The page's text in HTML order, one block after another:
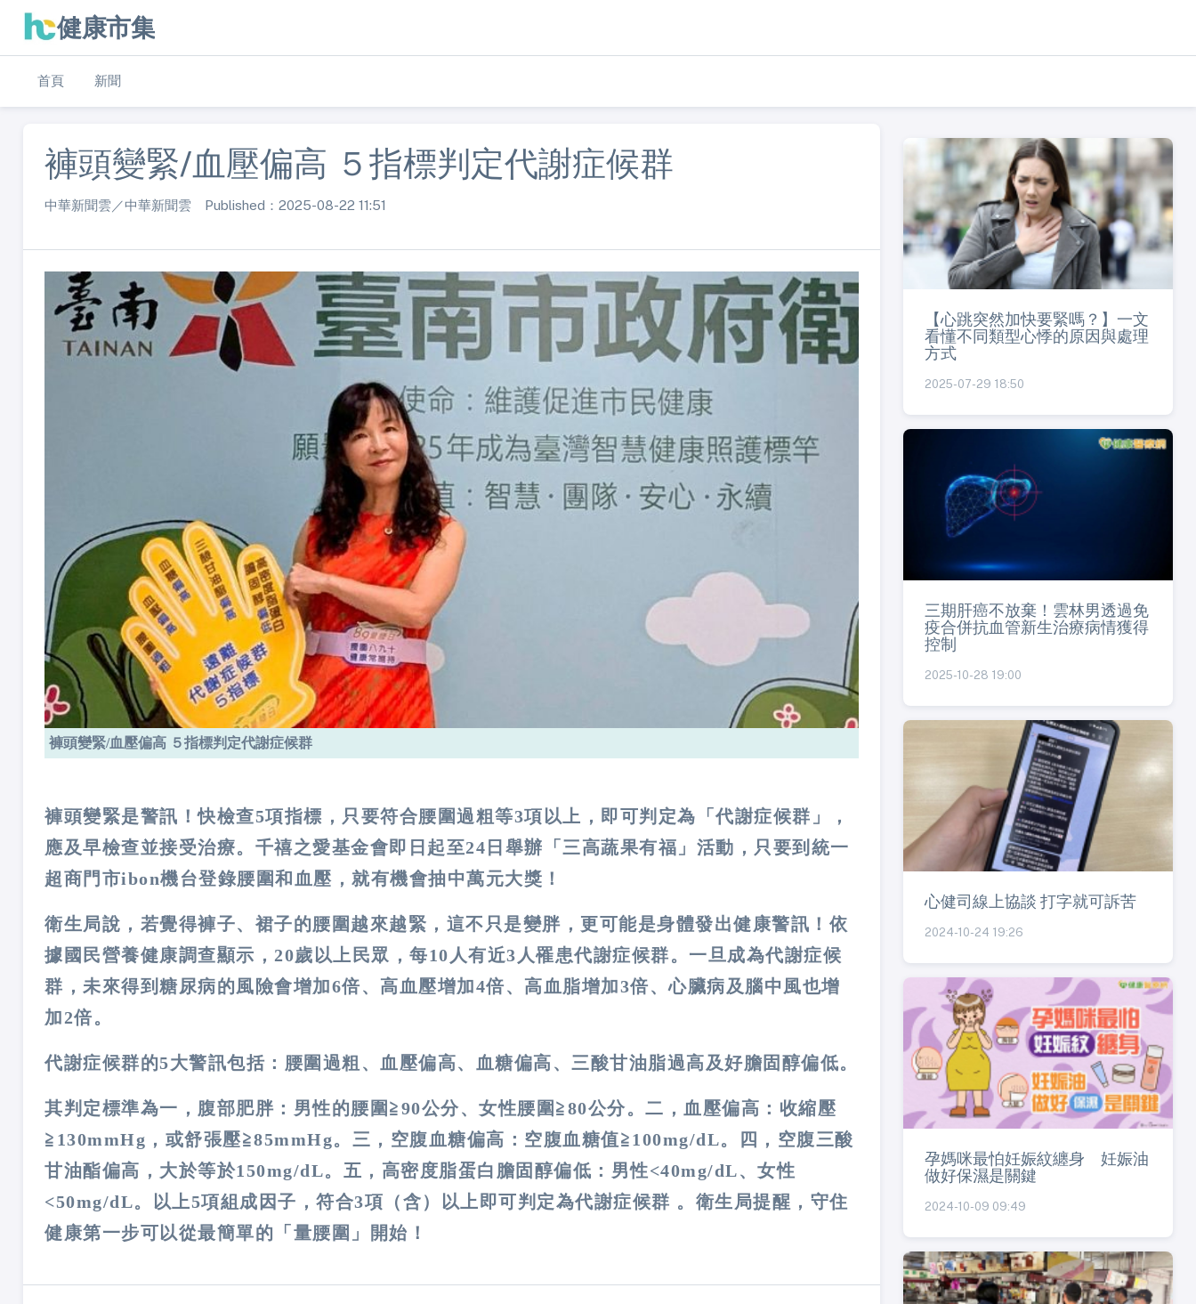
健康市集
首頁 新聞
褲頭變緊/血壓偏高 ５指標判定代謝症候群
中華新聞雲／中華新聞雲 Published：2025-08-22 11:51
褲頭變緊/血壓偏高 ５指標判定代謝症候群
褲頭變緊是警訊！快檢查5項指標，只要符合腰圍過粗等3項以上，即可判定為「代謝症候群」，
應及早檢查並接受治療。千禧之愛基金會即日起至24日舉辦「三高蔬果有福」活動，只要到統一
超商門市ibon機台登錄腰圍和血壓，就有機會抽中萬元大獎！
衛生局說，若覺得褲子、裙子的腰圍越來越緊，這不只是變胖，更可能是身體發出健康警訊！依
據國民營養健康調查顯示，20歲以上民眾，每10人有近3人罹患代謝症候群。一旦成為代謝症候
群，未來得到糖尿病的風險會增加6倍、高血壓增加4倍、高血脂增加3倍、心臟病及腦中風也增
加2倍。
代謝症候群的5大警訊包括：腰圍過粗、血壓偏高、血糖偏高、三酸甘油脂過高及好膽固醇偏低。
其判定標準為一，腹部肥胖：男性的腰圍≧90公分、女性腰圍≧80公分。二，血壓偏高：收縮壓
≧130mmHg，或舒張壓≧85mmHg。三，空腹血糖偏高：空腹血糖值≧100mg/dL。四，空腹三酸
甘油酯偏高，大於等於150mg/dL。五，高密度脂蛋白膽固醇偏低：男性<40mg/dL、女性
<50mg/dL。以上5項組成因子，符合3項（含）以上即可判定為代謝症候群 。衛生局提醒，守住
健康第一步可以從最簡單的「量腰圍」開始！
【心跳突然加快要緊嗎？】一文
看懂不同類型心悸的原因與處理
方式
2025-07-29 18:50
三期肝癌不放棄！雲林男透過免
疫合併抗血管新生治療病情獲得
控制
2025-10-28 19:00
心健司線上協談 打字就可訴苦
2024-10-24 19:26
孕媽咪最怕妊娠紋纏身 妊娠油
做好保濕是關鍵
2024-10-09 09:49